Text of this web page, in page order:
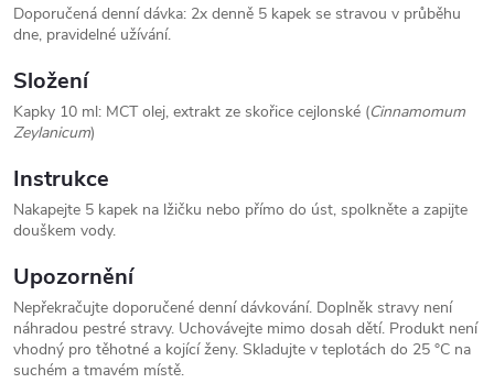
Doporučená denní dávka: 2x denně 5 kapek se stravou v průběhu
dne, pravidelné užívání.
Složení
Kapky 10 ml: MCT olej, extrakt ze skořice cejlonské (Cinnamomum
Zeylanicum)
Instrukce
Nakapejte 5 kapek na lžičku nebo přímo do úst, spolkněte a zapijte
douškem vody.
Upozornění
Nepřekračujte doporučené denní dávkování. Doplněk stravy není
náhradou pestré stravy. Uchovávejte mimo dosah dětí. Produkt není
vhodný pro těhotné a kojící ženy. Skladujte v teplotách do 25 °C na
suchém a tmavém místě.